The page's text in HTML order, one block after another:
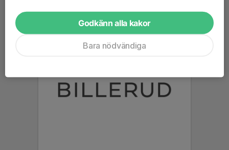
Godkänn alla kakor
Bara nödvändiga